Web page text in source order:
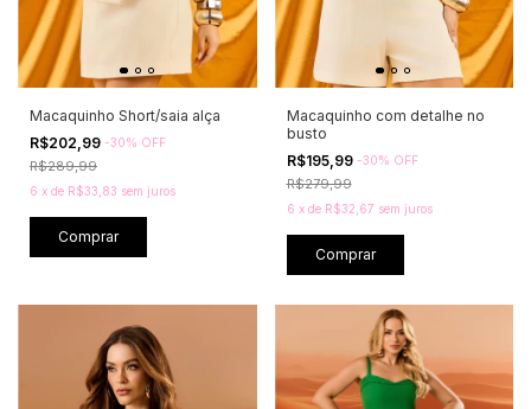
Macaquinho Short/saia alça
R$202,99 -30% OFF
R$289,99
6 x de R$33,83 sem juros
Comprar
Macaquinho com detalhe no
busto
R$195,99 -30% OFF
R$279,99
6 x de R$32,67 sem juros
Comprar